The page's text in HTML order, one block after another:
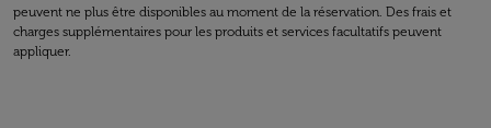
peuvent ne plus être disponibles au moment de la réservation. Des frais et
charges supplémentaires pour les produits et services facultatifs peuvent
appliquer.